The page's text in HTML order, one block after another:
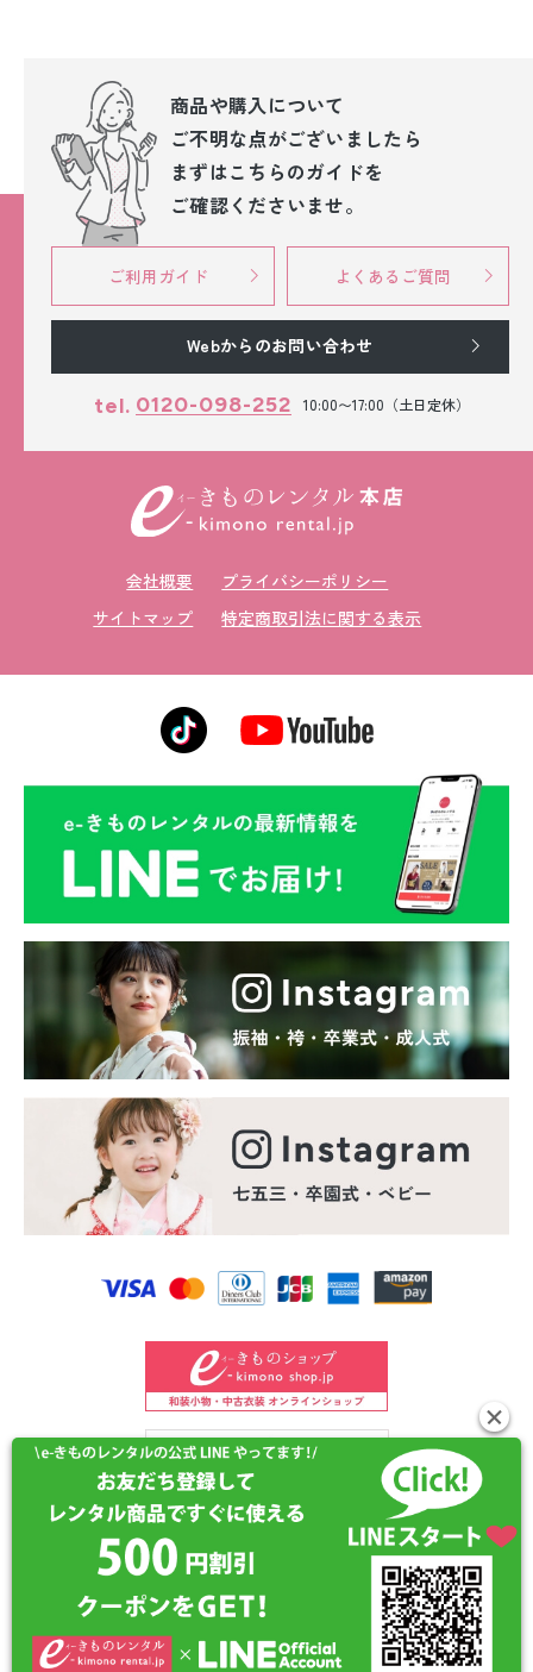
商品や購入について
ご不明な点がございましたら
まずはこちらのガイドを
ご確認くださいませ。
ご利用ガイド よくあるご質問
Webからのお問い合わせ
tel. 0120-098-252 10:00〜17:00（土日定休）
会社概要
プライバシーポリシー
サイトマップ
特定商取引法に関する表示
©2024 e-kimono-rental